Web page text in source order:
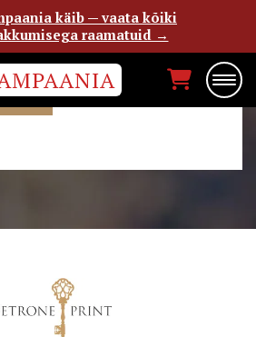
käib — vaata kõiki
raamatuid →